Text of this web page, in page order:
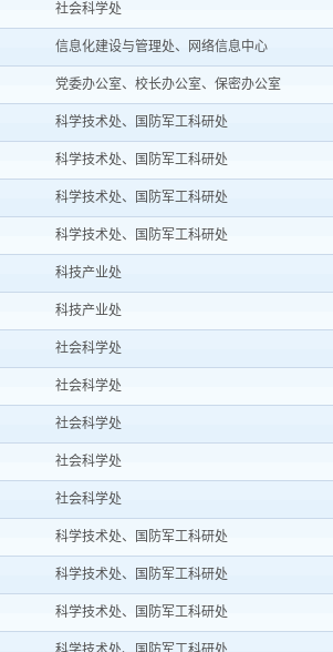
社会科学处
信息化建设与管理处、网络信息中心
党委办公室、校长办公室、保密办公室
科学技术处、国防军工科研处
科学技术处、国防军工科研处
科学技术处、国防军工科研处
科学技术处、国防军工科研处
科技产业处
科技产业处
社会科学处
社会科学处
社会科学处
社会科学处
社会科学处
科学技术处、国防军工科研处
科学技术处、国防军工科研处
科学技术处、国防军工科研处